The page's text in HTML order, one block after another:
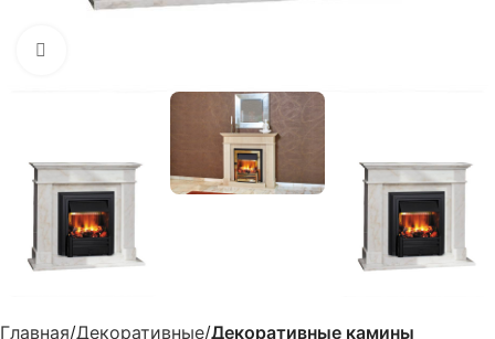
Главная Декоративные Декоративные камины